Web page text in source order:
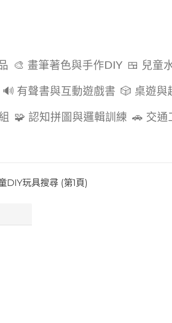
🎨 畫筆著色與手作DIY 🍱 兒童
🔊 有聲書與互動遊戲書 🎲 桌遊與
🧩 認知拼圖與邏輯訓練 🚗 交通
DIY玩具搜尋 (第1頁)